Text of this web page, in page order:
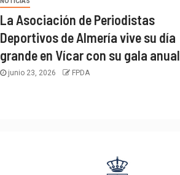
La Asociación de Periodistas
Deportivos de Almería vive su día
grande en Vícar con su gala anual
junio 23, 2026 FPDA